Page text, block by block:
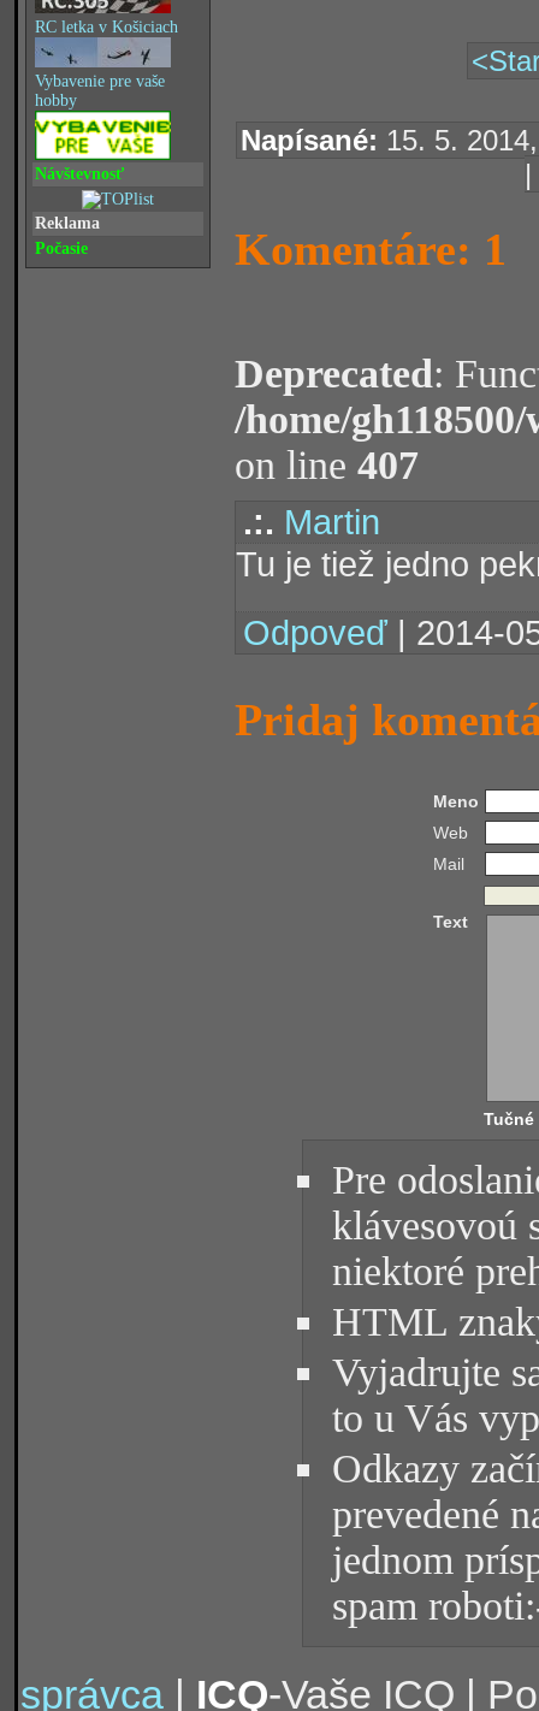
RC letka v Košiciach
Vybavenie pre vaše
hobby
Návštevnosť
Reklama
Počasie
Napísané: 15. 5.
|
Komentáre: 1
Deprecated:
/home/
on line 407
.:. Martin
Tu je tiež jedno
Odpoveď | 2014-
Pridaj
Meno
Web
Mail
Text
Tučné
Pre
klávesovoú
niektoré
HTML
Vyjadrujte
to u Vás
Odkazy
prevedené
jednom
spam
správca| ICQ-Vaše ICQ |